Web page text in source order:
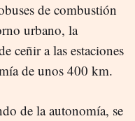
de combustión
urbano, la
ceñir a las estaciones
de unos 400 km.
de la autonomía, se